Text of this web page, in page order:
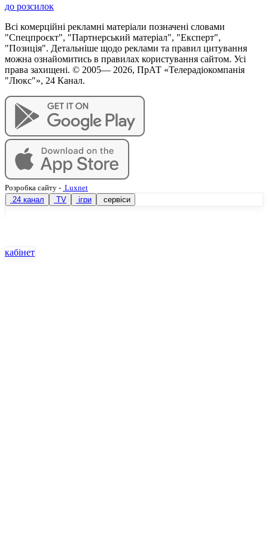
до розсилок
Всі комерційні рекламні матеріали позначені словами
"Спецпроєкт", "Партнерський матеріал", "Експерт",
"Позиція". Детальніше щодо реклами та правил цитування
можна ознайомитись в правилах користування сайтом. Усі
права захищені. © 2005— 2026, ПрАТ «Телерадіокомпанія
"Люкс"», 24 Канал.
Розробка сайту - Luxnet
24 канал
TV ігри сервіси
кабінет